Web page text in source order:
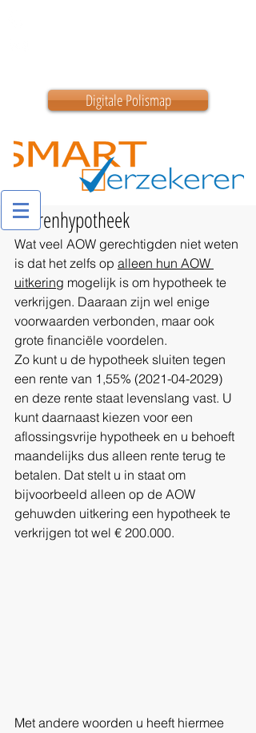
Digitale Polismap
Seniorenhypotheek
Wat veel AOW gerechtigden niet weten
is dat het zelfs op alleen hun AOW
uitkering mogelijk is om hypotheek te
verkrijgen. Daaraan zijn wel enige
voorwaarden verbonden, maar ook
grote financiële voordelen.
Zo kunt u de hypotheek sluiten tegen
een rente van 1,55% (2021-04-2029)
en deze rente staat levenslang vast. U
kunt daarnaast kiezen voor een
aflossingsvrije hypotheek en u behoeft
maandelijks dus alleen rente terug te
betalen. Dat stelt u in staat om
bijvoorbeeld alleen op de AOW
gehuwden uitkering een hypotheek te
verkrijgen tot wel € 200.000.
Met andere woorden u heeft hiermee